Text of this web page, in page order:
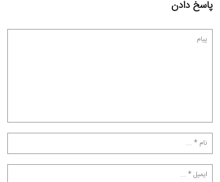
پاسخ دادن